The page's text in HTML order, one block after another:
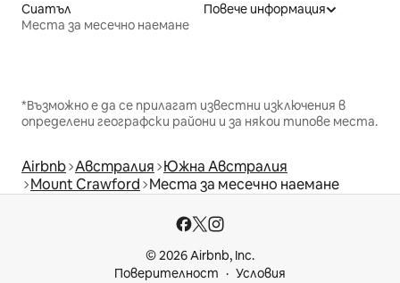
Сиатъл
Места за месечно наемане
Повече информация
*Възможно е да се прилагат известни изключения в
определени географски райони и за някои типове места.
Airbnb Австралия Южна Австралия
Mount Crawford Места за месечно наемане
© 2026 Airbnb, Inc.
Поверителност
Условия